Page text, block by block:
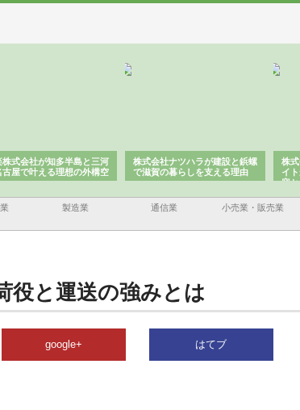
株式会社が知多半島と三河
古屋で叶える理想の外構空
株式会社ナツハラが建設と鋲螺
で滋賀の暮らしを支える理由
株
イ
容
製造業 通信業 小売業・販売業
役と運送の強みとは
google+ はてブ